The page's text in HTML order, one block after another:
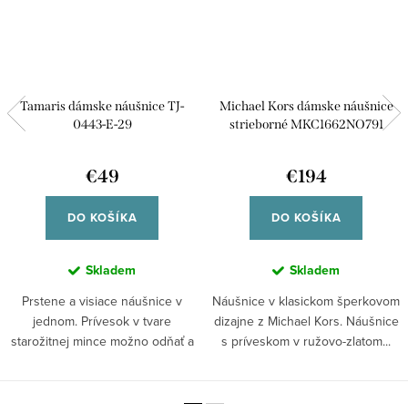
Tamaris dámske náušnice TJ-
0443-E-29
€49
DO KOŠÍKA
Skladem
Prstene a visiace náušnice v
jednom. Prívesok v tvare
starožitnej mince možno odňať a
Michael Kors dámske náušnice
strieborné MKC1662NO791
€194
DO KOŠÍKA
Skladem
Náušnice v klasickom šperkovom
dizajne z Michael Kors. Náušnice
s príveskom v ružovo-zlatom...